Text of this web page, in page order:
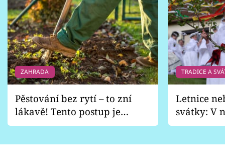
ZAHRADA
Pěstování bez rytí – to zní
lákavě! Tento postup je
vhodný jen pro některé
TRADICE A
Letnice
svátky: V
pondělí